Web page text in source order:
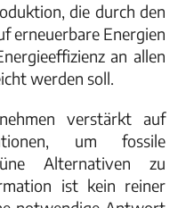
die durch den
erneuerbare Energien
an allen
werden soll.
verstärkt auf
um fossile
Alternativen zu
ist kein reiner